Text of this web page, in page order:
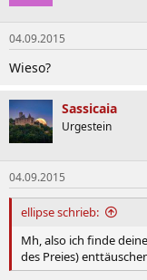
04.09.2015
Wieso?
Sassicaia
Urgestein
04.09.2015
ellipse schrieb:
Mh, also ich finde
des Preies)